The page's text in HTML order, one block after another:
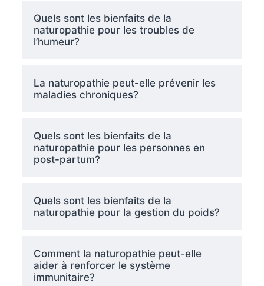
Quels sont les bienfaits de la
naturopathie pour les troubles de
l’humeur?
La naturopathie peut-elle prévenir les
maladies chroniques?
Quels sont les bienfaits de la
naturopathie pour les personnes en
post-partum?
Quels sont les bienfaits de la
naturopathie pour la gestion du poids?
Comment la naturopathie peut-elle
aider à renforcer le système
immunitaire?